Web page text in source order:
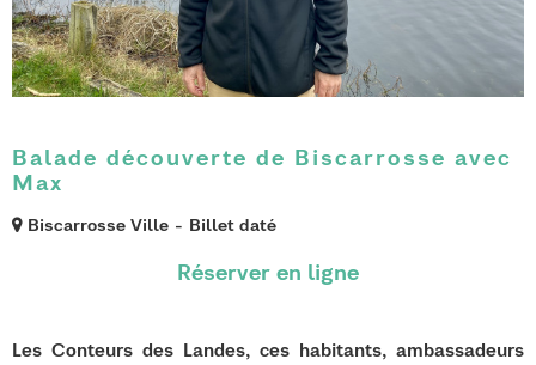
Balade découverte de Biscarrosse avec
Max
Biscarrosse Ville Billet daté
Les Conteurs des Landes, ces habitants, ambassadeurs